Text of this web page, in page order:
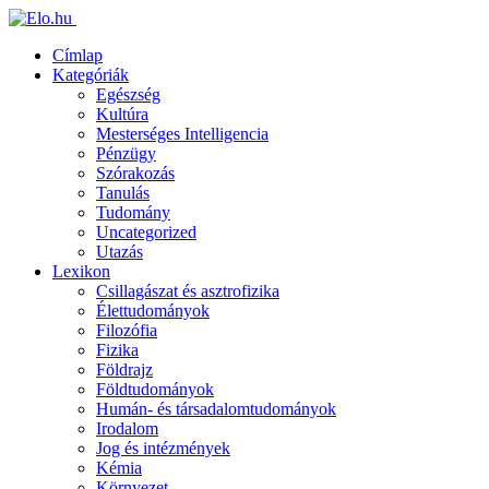
Címlap
Kategóriák
Egészség
Kultúra
Mesterséges Intelligencia
Pénzügy
Szórakozás
Tanulás
Tudomány
Uncategorized
Utazás
Lexikon
Csillagászat és asztrofizika
Élettudományok
Filozófia
Fizika
Földrajz
Földtudományok
Humán- és társadalomtudományok
Irodalom
Jog és intézmények
Kémia